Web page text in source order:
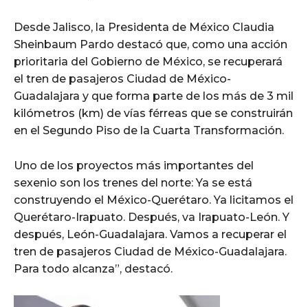
Desde Jalisco, la Presidenta de México Claudia
Sheinbaum Pardo destacó que, como una acción
prioritaria del Gobierno de México, se recuperará
el tren de pasajeros Ciudad de México-
Guadalajara y que forma parte de los más de 3 mil
kilómetros (km) de vías férreas que se construirán
en el Segundo Piso de la Cuarta Transformación.
Uno de los proyectos más importantes del
sexenio son los trenes del norte: Ya se está
construyendo el México-Querétaro. Ya licitamos el
Querétaro-Irapuato. Después, va Irapuato-León. Y
después, León-Guadalajara. Vamos a recuperar el
tren de pasajeros Ciudad de México-Guadalajara.
Para todo alcanza”, destacó.